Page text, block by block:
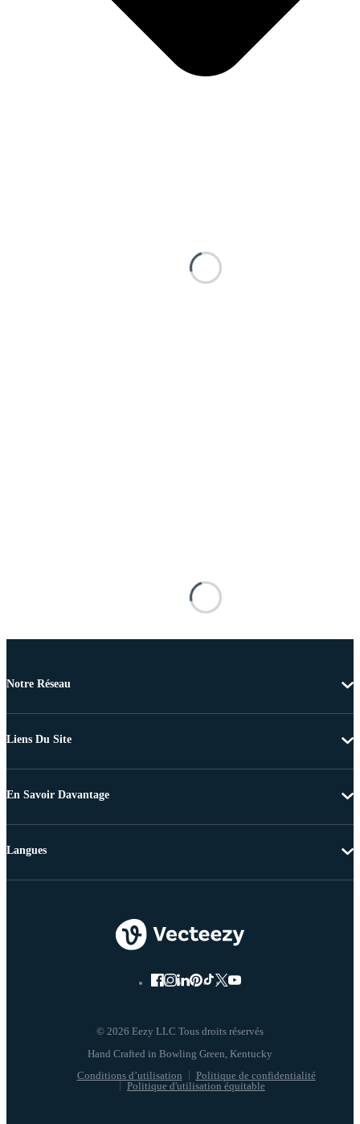
Notre Réseau
Liens Du Site
En Savoir Davantage
© 2026 Eezy LLC Tous droits réservés
Conditions d’utilisation
Politique de confidentialité
Politique d'utilisation équitable
Langues